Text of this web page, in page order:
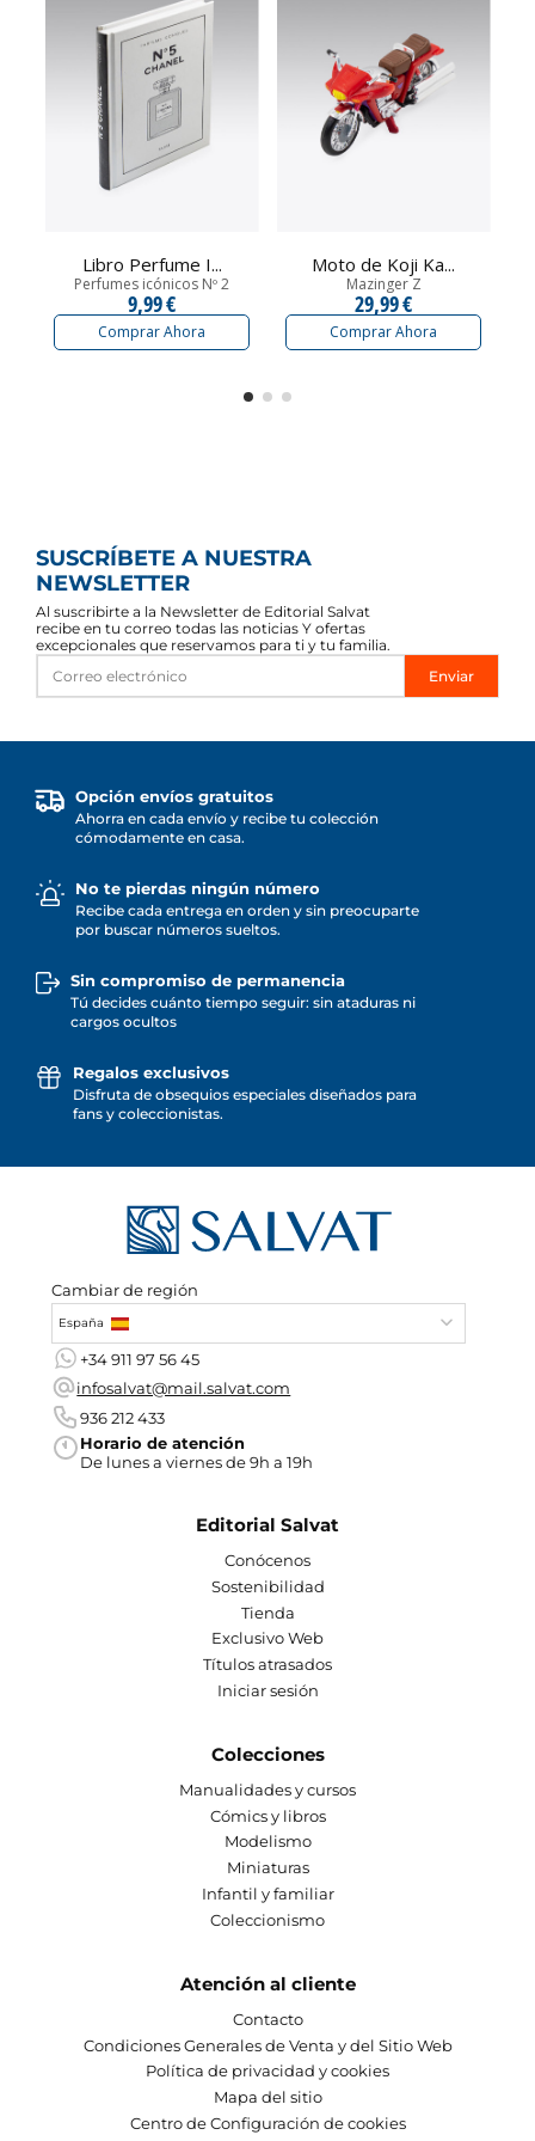
Libro Perfume I...
Perfumes icónicos Nº 2
9,99 €
Comprar Ahora
Moto de Koji Ka...
Mazinger Z
29,99 €
Comprar Ahora
SUSCRÍBETE A NUESTRA
NEWSLETTER
Al suscribirte a la Newsletter de Editorial Salvat
recibe en tu correo todas las noticias Y ofertas
excepcionales que reservamos para ti y tu familia.
Enviar
Opción envíos gratuitos
Ahorra en cada envío y recibe tu colección
cómodamente en casa.
No te pierdas ningún número
Recibe cada entrega en orden y sin preocuparte
por buscar números sueltos.
Sin compromiso de permanencia
Tú decides cuánto tiempo seguir: sin ataduras ni
cargos ocultos
Regalos exclusivos
Disfruta de obsequios especiales diseñados para
fans y coleccionistas.
Cambiar de región
España
+34 911 97 56 45
infosalvat@mail.salvat.com
936 212 433
Horario de atención
De lunes a viernes de 9h a 19h
Editorial Salvat
Conócenos
Sostenibilidad
Tienda
Exclusivo Web
Títulos atrasados
Iniciar sesión
Colecciones
Manualidades y cursos
Cómics y libros
Modelismo
Miniaturas
Infantil y familiar
Coleccionismo
Atención al cliente
Contacto
Condiciones Generales de Venta y del Sitio Web
Política de privacidad y cookies
Mapa del sitio
Centro de Configuración de cookies